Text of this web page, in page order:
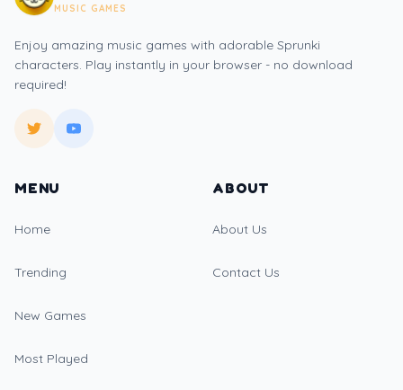
MUSIC GAMES
Enjoy amazing music games with adorable Sprunki
characters. Play instantly in your browser - no download
required!
MENU
Home
Trending
New Games
Most Played
ABOUT
About Us
Contact Us